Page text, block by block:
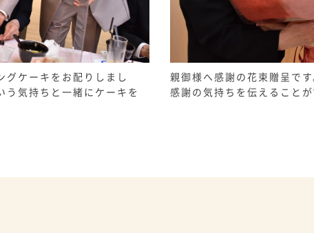
グケーキをお配りしまし
う気持ちと一緒にケーキを
親御様へ感謝の花束贈呈で
感謝の気持ちを伝えること